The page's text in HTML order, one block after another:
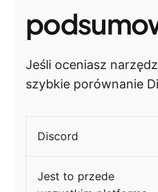
Jeśli oceniasz
szybkie porównanie
Discord
Jest to przede